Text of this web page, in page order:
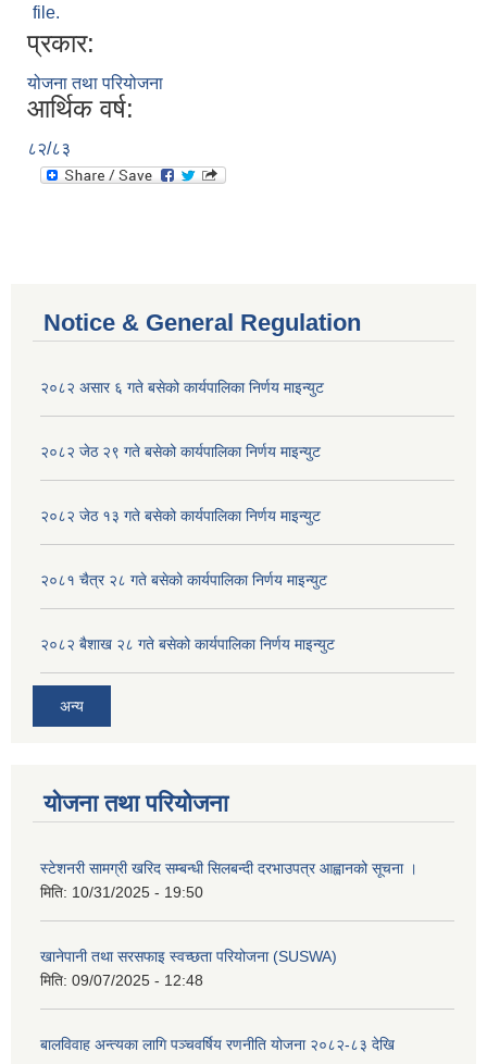
file.
प्रकार:
योजना तथा परियोजना
आर्थिक वर्ष:
८२/८३
Notice & General Regulation
२०८२ असार ६ गते बसेको कार्यपालिका निर्णय माइन्युट
२०८२ जेठ २९ गते बसेको कार्यपालिका निर्णय माइन्युट
२०८२ जेठ १३ गते बसेको कार्यपालिका निर्णय माइन्युट
२०८१ चैत्र २८ गते बसेको कार्यपालिका निर्णय माइन्युट
२०८२ बैशाख २८ गते बसेको कार्यपालिका निर्णय माइन्युट
अन्य
योजना तथा परियोजना
स्टेशनरी सामग्री खरिद सम्बन्धी सिलबन्दी दरभाउपत्र आह्वानको सूचना ।
मिति: 10/31/2025 - 19:50
खानेपानी तथा सरसफाइ स्वच्छता परियोजना (SUSWA)
मिति: 09/07/2025 - 12:48
बालविवाह अन्त्यका लागि पञ्चवर्षिय रणनीति योजना २०८२-८३ देखि